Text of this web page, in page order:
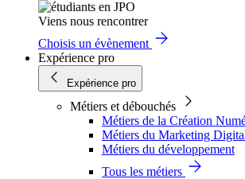
Viens nous rencontrer
Choisis un évènement
Expérience pro
Expérience pro
Métiers et débouchés
Métiers de la Création
Métiers du Marketing
Métiers du développement
Tous les métiers